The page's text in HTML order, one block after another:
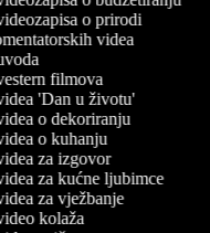
o prirodi
videa
filmova
'Dan u životu'
o dekoriranju
o kuhanju
za izgovor
za kućne ljubimce
za vježbanje
kolaža